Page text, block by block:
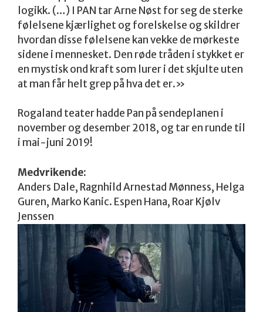
logikk. (…) I PAN tar Arne Nøst for seg de sterke
følelsene kjærlighet og forelskelse og skildrer
hvordan disse følelsene kan vekke de mørkeste
sidene i mennesket. Den røde tråden i stykket er
en mystisk ond kraft som lurer i det skjulte uten
at man får helt grep på hva det er.»
Rogaland teater hadde Pan på sendeplanen i
november og desember 2018, og tar en runde til
i mai-juni 2019!
Medvrikende:
Anders Dale, Ragnhild Arnestad Mønness, Helga
Guren, Marko Kanic. Espen Hana, Roar Kjølv
Jenssen